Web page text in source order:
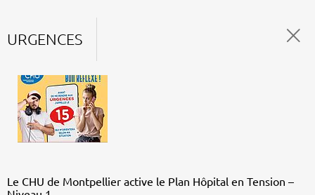
URGENCES
Le CHU de Montpellier active le Plan Hôpital en Tension –